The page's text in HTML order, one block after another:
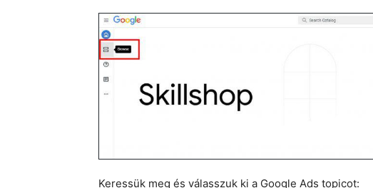
Keressük meg és válasszuk ki a Google Ads topicot: